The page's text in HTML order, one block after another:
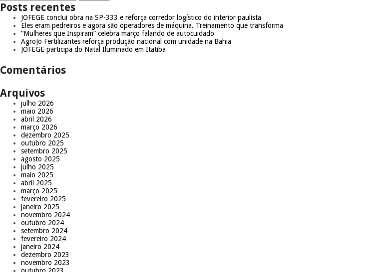
Posts recentes
JOFEGE conclui obra na SP-333 e reforça corredor logístico do interior paulista
Eles eram pedreiros e agora são operadores de máquina. Treinamento que transforma
“Mulheres que Inspiram” celebra março falando de autocuidado
AgroJo Fertilizantes reforça produção nacional com unidade na Bahia
JOFEGE participa do Natal Iluminado em Itatiba
Comentários
Arquivos
julho 2026
maio 2026
abril 2026
março 2026
dezembro 2025
outubro 2025
setembro 2025
agosto 2025
julho 2025
maio 2025
abril 2025
março 2025
fevereiro 2025
janeiro 2025
novembro 2024
outubro 2024
setembro 2024
fevereiro 2024
janeiro 2024
dezembro 2023
novembro 2023
outubro 2023